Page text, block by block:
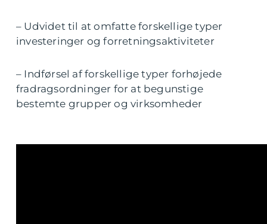
– Udvidet til at omfatte forskellige typer
investeringer og forretningsaktiviteter
– Indførsel af forskellige typer forhøjede
fradragsordninger for at begunstige
bestemte grupper og virksomheder